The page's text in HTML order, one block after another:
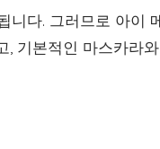
니다. 그러므로 아이
, 기본적인 마스카라